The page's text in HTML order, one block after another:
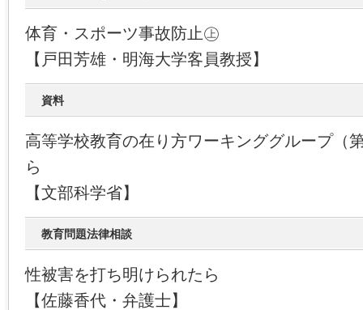
体育・スポーツ事故防止㊤
【戸田芳雄・明海大学客員教授】
資料
高等学校教育の在り方ワーキンググループ（
ら
【文部科学省】
教育問題法律相談
性被害を打ち明けられたら
【佐藤香代・弁護士】